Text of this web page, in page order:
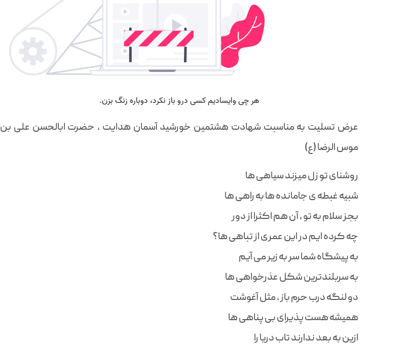
عرض تسلیت به مناسبت شهادت هشتمین خورشید آسمان هدایت ، حضرت ابالحسن علی بن
موس الرضا (ع)
روشنای تو زل میزند سیاهی ها
شبیه غبطه ی جامانده ها به راهی ها
بجز سلام به تو ، آن هم اکثرا از دور
چه کرده ایم در این عمری از تباهی ها؟
به پیشگاه شما سر به زیر می آیم
به سربلندترین شکل عذرخواهی ها
دو لنگه درب حرم باز ، مثل آغوشت
همیشه هست پذیرای بی پناهی ها
ازین به بعد ندارند تاب دریا را